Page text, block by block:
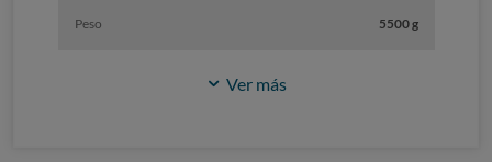
Peso 5500 g
Ver más